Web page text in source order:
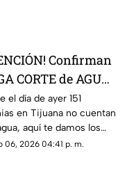
Confirman
CORTE de AGUA
de 150 colonias,
la lista completa
el día de ayer 151
en Tijuana no cuentan
aquí te damos los
06, 2026 04:41 p. m.